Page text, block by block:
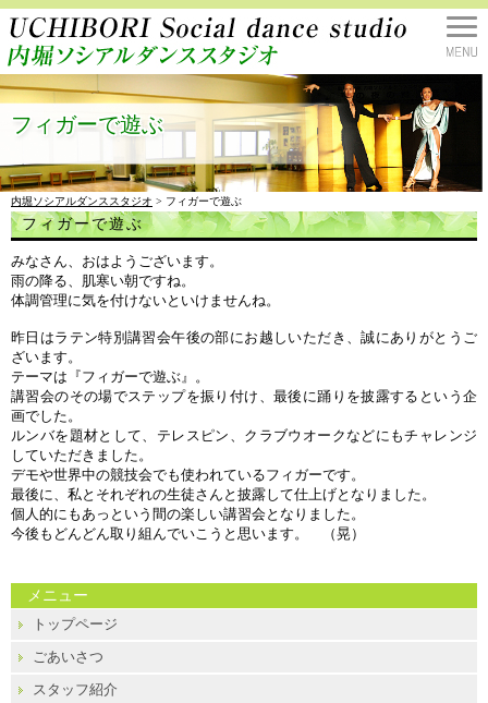
フィガーで遊ぶ
内堀ソシアルダンススタジオ > フィガーで遊ぶ
フィガーで遊ぶ
みなさん、おはようございます。
雨の降る、肌寒い朝ですね。
体調管理に気を付けないといけませんね。
昨日はラテン特別講習会午後の部にお越しいただき、誠にありがとうご
ざいます。
テーマは『フィガーで遊ぶ』。
講習会のその場でステップを振り付け、最後に踊りを披露するという企
画でした。
ルンバを題材として、テレスピン、クラブウオークなどにもチャレンジ
していただきました。
デモや世界中の競技会でも使われているフィガーです。
最後に、私とそれぞれの生徒さんと披露して仕上げとなりました。
個人的にもあっという間の楽しい講習会となりました。
今後もどんどん取り組んでいこうと思います。 （晃）
メニュー
トップページ
ごあいさつ
スタッフ紹介